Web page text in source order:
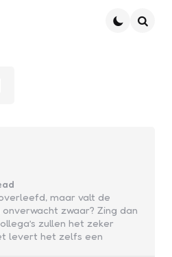
maar valt de
zwaar? Zing dan
zullen het zeker
levert het zelfs een